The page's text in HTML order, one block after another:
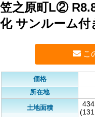
笠之原町L②
化 サンルーム付
こ
価格
所在地
土地面積